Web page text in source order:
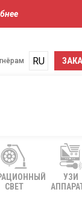
RU
UA
СВЕТ
УЗИ